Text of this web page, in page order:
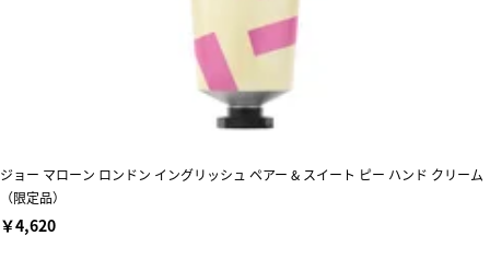
ジョー マローン ロンドン イングリッシュ ペアー & スイート ピー ハンド クリーム
（限定品）
￥4,620